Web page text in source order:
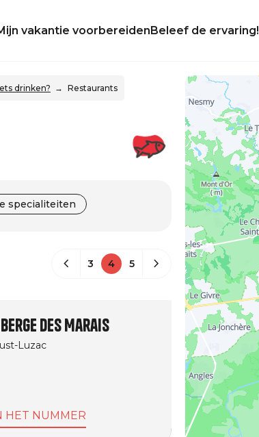
vakantie voorbereidenBeleef de ervaring!
drinken? Restaurants
specialiteiten
3 4 5
des Marais
Luzac
HET NUMMER